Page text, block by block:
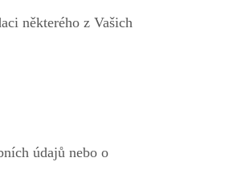
některého z Vašich
údajů nebo o